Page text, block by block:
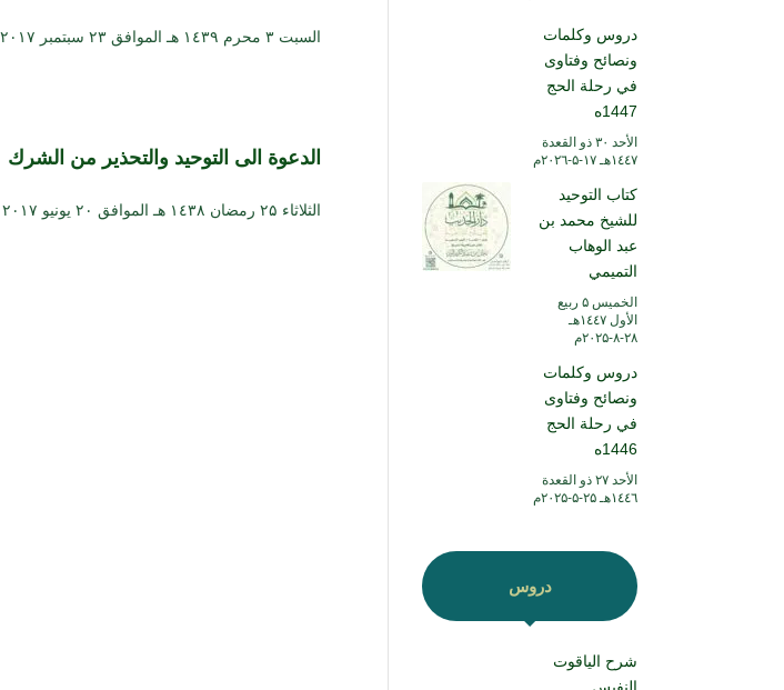
السبت ۳ محرم ۱٤۳۹ هـ الموافق ۲۳ سبتمبر ۲۰۱۷ مـ |
الدعوة الى التوحيد والتحذير من الشرك
الثلاثاء ۲۵ رمضان ۱٤۳۸ هـ الموافق ۲۰ يونيو ۲۰۱۷ مـ |
دروس وكلمات
ونصائح وفتاوى
في رحلة الحج
1447ه
الأحد ۳۰ ذو القعدة
۱٤٤۷هـ ۱۷-۵-۲۰۲٦م
كتاب التوحيد
للشيخ محمد بن
عبد الوهاب
التميمي
الخميس ۵ ربيع
الأول ۱٤٤۷هـ
۲۸-۸-۲۰۲۵م
دروس وكلمات
ونصائح وفتاوى
في رحلة الحج
1446ه
الأحد ۲۷ ذو القعدة
۱٤٤٦هـ ۲۵-۵-۲۰۲۵م
دروس
شرح الياقوت